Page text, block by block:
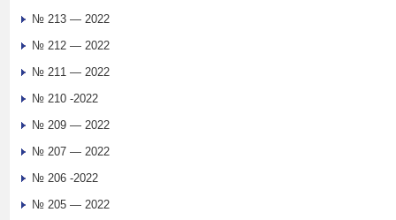
№ 213 — 2022
№ 212 — 2022
№ 211 — 2022
№ 210 -2022
№ 209 — 2022
№ 207 — 2022
№ 206 -2022
№ 205 — 2022